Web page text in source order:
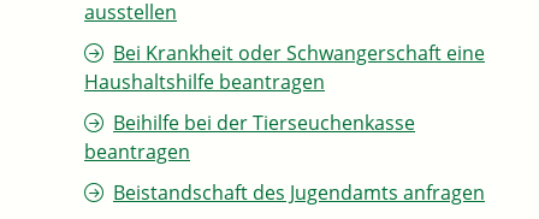
ausstellen
Bei Krankheit oder Schwangerschaft eine
Haushaltshilfe beantragen
Beihilfe bei der Tierseuchenkasse
beantragen
Beistandschaft des Jugendamts anfragen